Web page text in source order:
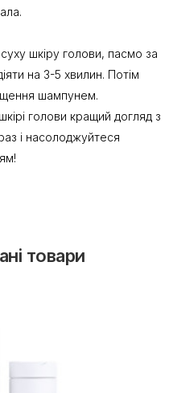
суху шкіру голови, пасмо за
на 3-5 хвилин. Потім
шампунем.
голови кращий догляд з
і насолоджуйтеся
товари